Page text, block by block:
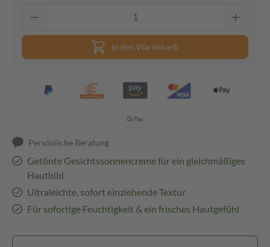
In den Warenkorb
Persönliche Beratung
Getönte Gesichtssonnencreme für ein gleichmäßiges
Hautbild
Ultraleichte, sofort einziehende Textur
Für sofortige Feuchtigkeit & ein frisches Hautgefühl